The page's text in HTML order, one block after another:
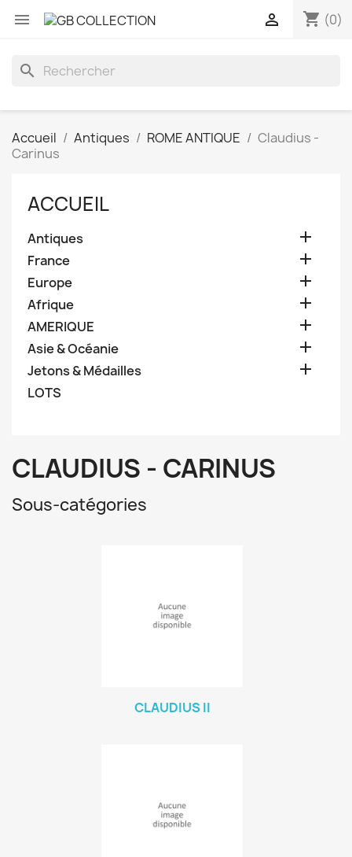
 shopping_cart (0)

search
Accueil Antiques ROME ANTIQUE
Claudius -
Carinus
ACCUEIL
Antiques 
France 
Europe 
Afrique 
AMERIQUE 
Asie & Océanie 
Jetons & Médailles 
LOTS
CLAUDIUS - CARINUS
Sous-catégories
CLAUDIUS II